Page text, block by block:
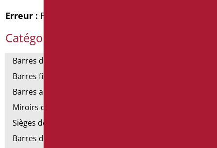
Catégories de produits
Barres de support
Barres fixes et rabattables
Barres angulaires pour douches et baignoires
Miroirs de salle de bains
Sièges de douche et de baignoire
Barres de douche
Erreur : Formulaire de contact non trouvé !